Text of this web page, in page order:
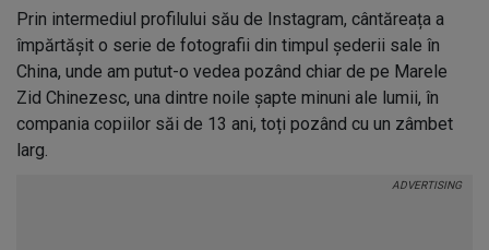
Prin intermediul profilului său de Instagram, cântăreața a
împărtășit o serie de fotografii din timpul șederii sale în
China, unde am putut-o vedea pozând chiar de pe Marele
Zid Chinezesc, una dintre noile șapte minuni ale lumii, în
compania copiilor săi de 13 ani, toți pozând cu un zâmbet
larg.